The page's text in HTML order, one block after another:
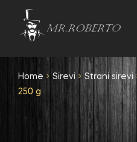
Home Sirevi Strani sirevi
250 g